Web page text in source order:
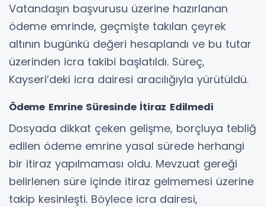
Vatandaşın başvurusu üzerine hazırlanan
ödeme emrinde, geçmişte takılan çeyrek
altının bugünkü değeri hesaplandı ve bu tutar
üzerinden icra takibi başlatıldı. Süreç,
Kayseri’deki icra dairesi aracılığıyla yürütüldü.
Ödeme Emrine Süresinde İtiraz Edilmedi
Dosyada dikkat çeken gelişme, borçluya tebliğ
edilen ödeme emrine yasal sürede herhangi
bir itiraz yapılmaması oldu. Mevzuat gereği
belirlenen süre içinde itiraz gelmemesi üzerine
takip kesinleşti. Böylece icra dairesi,